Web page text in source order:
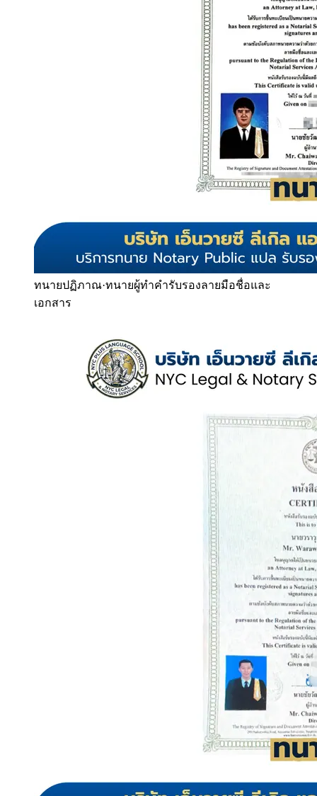
ทนายปฏิภาณ·ทนายผู้ทำคำรับรองลายมือชื่อและ
เอกสาร